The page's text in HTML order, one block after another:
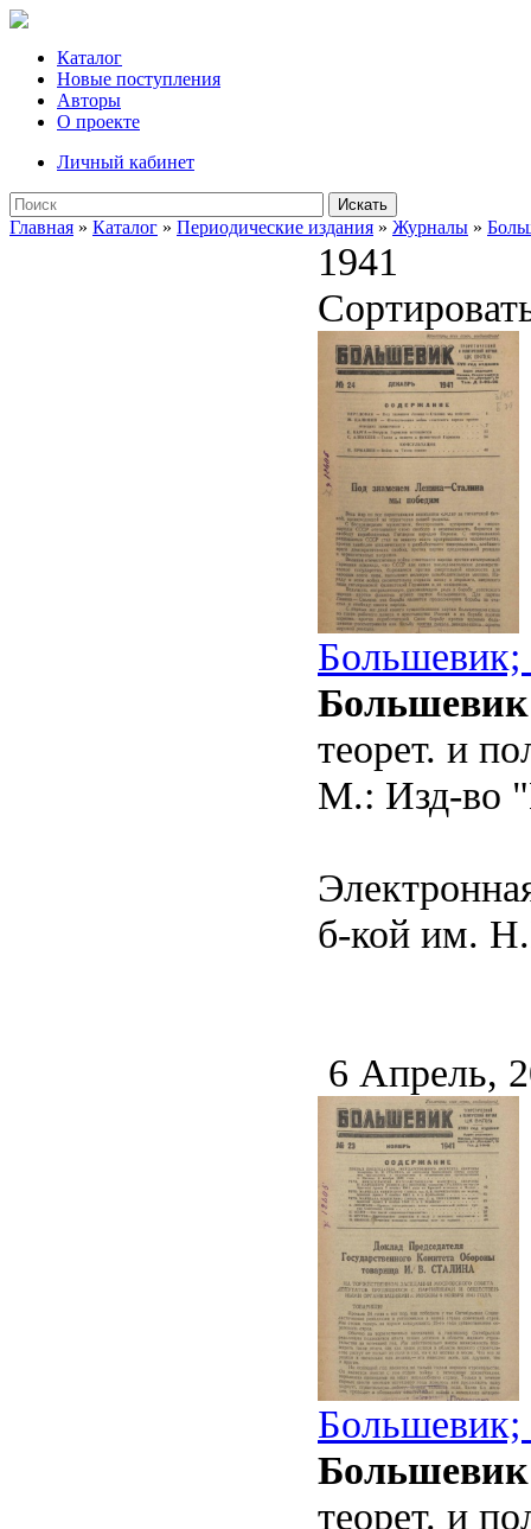
Каталог
Новые поступления
Авторы
О проекте
Личный кабинет
Искать
Главная » Каталог » Периодические издания » Журналы »
1941
Большевик
теорет. и
М.: Изд-во
б-кой им.
6 Апрель,
Большевик
теорет. и